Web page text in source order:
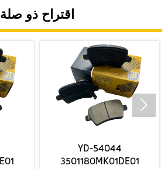
اقتراح ذو صلة
YD-54044
3501180MK01DE01
